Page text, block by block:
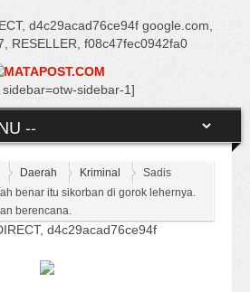
d4c29acad76ce94f google.com,
RESELLER, f08c47fec0942fa0
sidebar=otw-sidebar-1]
Daerah Kriminal
Sadis
benar itu sikorban di gorok lehernya.
berencana.
d4c29acad76ce94f